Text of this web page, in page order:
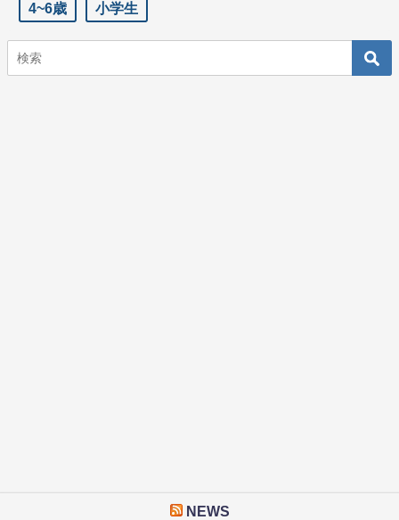
4~6歳 小学生
NEWS